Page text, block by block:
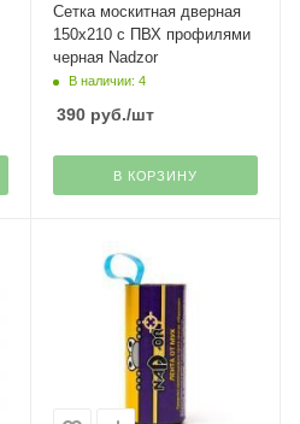
Сетка москитная дверная
150х210 с ПВХ профилями
черная Nadzor
В наличии: 4
390руб./шт
В КОРЗИНУ